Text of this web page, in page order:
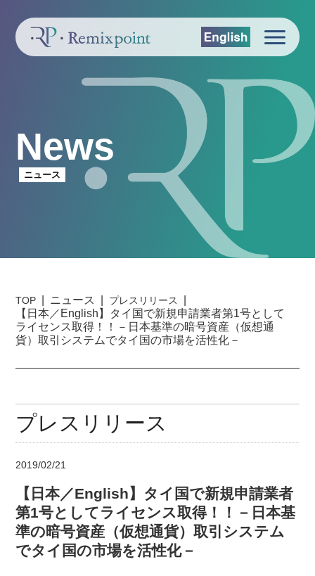
News
ニュース
TOP ニュース プレスリリース
【日本／English】タイ国で新規申請業者第1号として
ライセンス取得！！－日本基準の暗号資産（仮想通
貨）取引システムでタイ国の市場を活性化－
プレスリリース
2019/02/21
【日本／English】タイ国で新規申請業者
第1号としてライセンス取得！！－日本基
準の暗号資産（仮想通貨）取引システム
でタイ国の市場を活性化－